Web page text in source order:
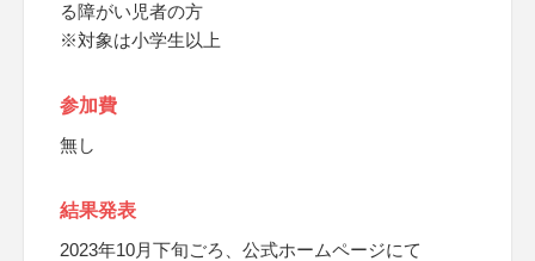
る障がい児者の方
※対象は小学生以上
参加費
無し
結果発表
2023年10月下旬ごろ、公式ホームページにて